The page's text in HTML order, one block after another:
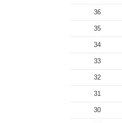
36
35
34
33
32
31
30